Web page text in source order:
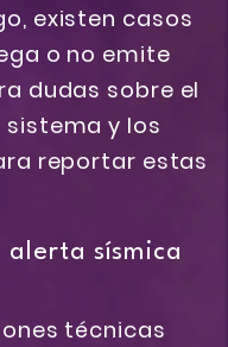
existen casos
o no emite
dudas sobre el
y los
reportar estas
alerta sísmica
técnicas